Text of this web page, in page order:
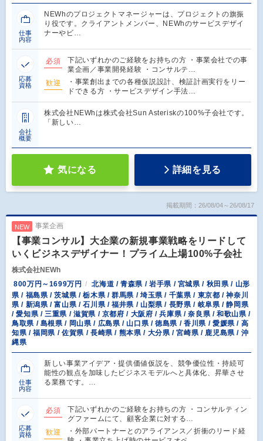
仕事
内容
NEWhのプロジェクトマネージャーは、プロジェクトの旗振
り役です。クライアントメンバー、NEWhのサービスデザイ
ナーやビ…
応募
資格
必須
下記いずれかのご経験をお持ちの方 ・事業会社での事
業企画／事業開発経験 ・コンサルテ…
歓迎
・事業創出までの各種仮説設計、検証計画実行をリー
ドできる方 ・サービスデザイン手法…
会社
概要
株式会社NEWhは株式会社Sun Asteriskの100%子会社です。
「新しい…
気になる 詳細を見る
掲載期間：26/08/04～26/08/17
NEW 事業企画
【事業コンサル】大企業の新規事業戦略をリードして
いくビジネスデザイナー！プライム上場100%子会社
株式会社NEWh
800万円～1699万円
北海道 / 青森県 / 岩手県 / 宮城県 / 秋田県 / 山形
県 / 福島県 / 茨城県 / 栃木県 / 群馬県 / 埼玉県 / 千葉県 / 東京都 / 神奈川
県 / 新潟県 / 富山県 / 石川県 / 福井県 / 山梨県 / 長野県 / 岐阜県 / 静岡県
/ 愛知県 / 三重県 / 滋賀県 / 京都府 / 大阪府 / 兵庫県 / 奈良県 / 和歌山県 /
鳥取県 / 島根県 / 岡山県 / 広島県 / 山口県 / 徳島県 / 香川県 / 愛媛県 / 高
知県 / 福岡県 / 佐賀県 / 長崎県 / 熊本県 / 大分県 / 宮崎県 / 鹿児島県 / 沖
縄県
仕事
内容
新しい事業アイデア・提供価値仮説を、競争優位性・持続可
能性の観点を加味したビジネスモデルへと具体化、昇華させ
る業務です。…
応募
資格
必須
下記いずれかのご経験をお持ちの方 ・コンサルティン
グファームにて、顧客企業に対する…
歓迎
・外部パートナーとのアライアンス／折衝のリード経